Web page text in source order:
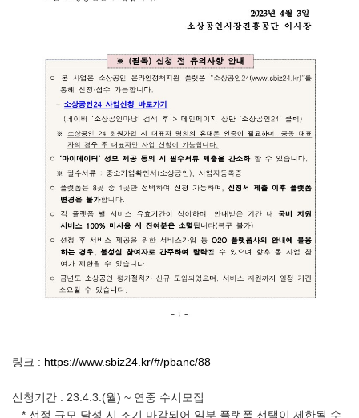
링크 : https://www.sbiz24.kr/#/pbanc/88
신청기간 : 23.4.3.(월) ~ 연중 수시모집
* 선정 규모 달성 시 조기 마감되어 일부 플랫폼 선택이 제한될 수